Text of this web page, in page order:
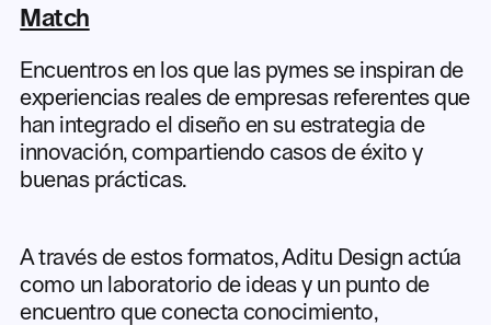
Match
Encuentros en los que las pymes se inspiran de
experiencias reales de empresas referentes que
han integrado el diseño en su estrategia de
innovación, compartiendo casos de éxito y
buenas prácticas.
A través de estos formatos, Aditu Design actúa
como un laboratorio de ideas y un punto de
encuentro que conecta conocimiento,